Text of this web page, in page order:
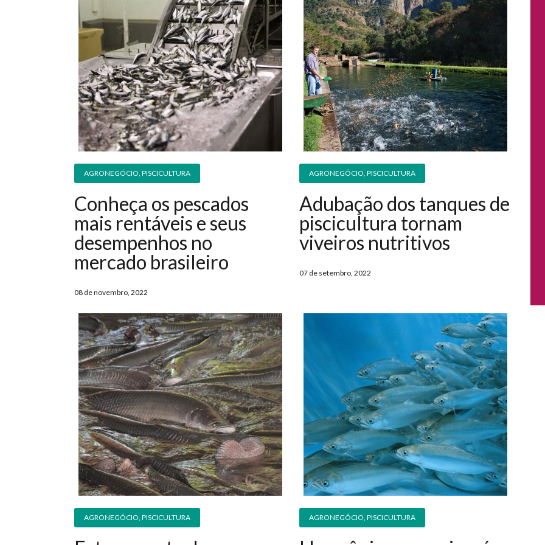
AGRONEGÓCIO, PISCICULTURA
Conheça os pescados
mais rentáveis e seus
desempenhos no
mercado brasileiro
08 de novembro, 2022
AGRONEGÓCIO, PISCICULTURA
Adubação dos tanques de
piscicultura tornam
viveiros nutritivos
07 de setembro, 2022
AGRONEGÓCIO, PISCICULTURA AGRONEGÓCIO, PISCICULTURA